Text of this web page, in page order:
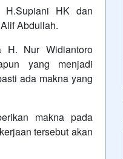
H.Supiani HK dan
Abdullah.
H. Nur Widiantoro
yang menjadi
ada makna yang
makna pada
tersebut akan